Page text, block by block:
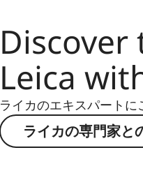
Leica
ライカのエキスパートに
ライカの専門家と